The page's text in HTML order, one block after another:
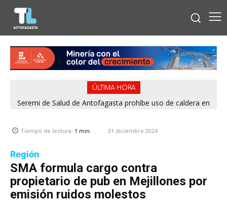
ÚLTIMA HORA
Seremi de Salud de Antofagasta prohíbe uso de caldera en
Tiempo de lectura: 1 min. 31 diciembre 2024
Región
SMA formula cargo contra
propietario de pub en Mejillones por
emisión ruidos molestos